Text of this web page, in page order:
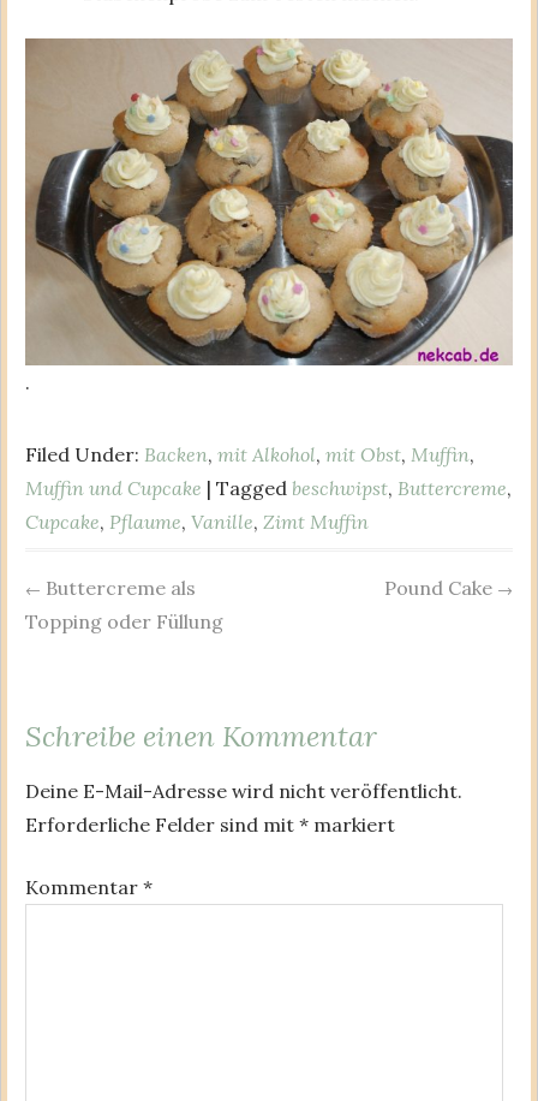
.
Filed Under: Backen, mit Alkohol, mit Obst, Muffin,
Muffin und Cupcake | Tagged beschwipst, Buttercreme,
Cupcake, Pflaume, Vanille, Zimt Muffin
Post
← Buttercreme als
Topping oder Füllung
Pound Cake →
Schreibe einen Kommentar
Deine E-Mail-Adresse wird nicht veröffentlicht.
Erforderliche Felder sind mit * markiert
Kommentar *